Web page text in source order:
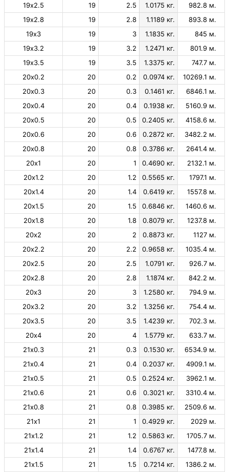
19х2.5
19 2.5 1.0175 кг.
982.8 м.
19х2.8
19 2.8 1.1189 кг.
893.8 м.
19х3
19 3 1.1835 кг.
845 м.
19х3.2
19 3.2 1.2471 кг.
801.9 м.
19х3.5
19 3.5 1.3375 кг.
747.7 м.
20х0.2
20 0.2 0.0974 кг.
10269.1 м.
20х0.3
20 0.3 0.1461 кг.
6846.1 м.
20х0.4
20 0.4 0.1938 кг.
5160.9 м.
20х0.5
20 0.5 0.2405 кг.
4158.6 м.
20х0.6
20 0.6 0.2872 кг.
3482.2 м.
20х0.8
20 0.8 0.3786 кг.
2641.4 м.
20х1
20 1 0.4690 кг.
2132.1 м.
20х1.2
20 1.2 0.5565 кг.
1797.1 м.
20х1.4
20 1.4 0.6419 кг.
1557.8 м.
20х1.5
20 1.5 0.6846 кг.
1460.6 м.
20х1.8
20 1.8 0.8079 кг.
1237.8 м.
20х2
20 2 0.8873 кг.
1127 м.
20х2.2
20 2.2 0.9658 кг.
1035.4 м.
20х2.5
20 2.5 1.0791 кг.
926.7 м.
20х2.8
20 2.8 1.1874 кг.
842.2 м.
20х3
20 3 1.2580 кг.
794.9 м.
20х3.2
20 3.2 1.3256 кг.
754.4 м.
20х3.5
20 3.5 1.4239 кг.
702.3 м.
20х4
20 4 1.5779 кг.
633.7 м.
21х0.3
21 0.3 0.1530 кг.
6534.9 м.
21х0.4
21 0.4 0.2037 кг.
4909.1 м.
21х0.5
21 0.5 0.2524 кг.
3962.1 м.
21х0.6
21 0.6 0.3021 кг.
3310.4 м.
21х0.8
21 0.8 0.3985 кг.
2509.6 м.
21х1
21 1 0.4929 кг.
2029 м.
21х1.2
21 1.2 0.5863 кг.
1705.7 м.
21х1.4
21 1.4 0.6767 кг.
1477.8 м.
21х1.5
21 1.5 0.7214 кг.
1386.2 м.